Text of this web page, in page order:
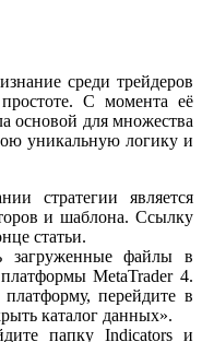
среди трейдеров
С момента её
основой для множества
уникальную логику и
стратегии является
и шаблона. Ссылку
статьи.
загруженные файлы в
MetaTrader 4.
перейдите в
каталог данных».
папку Indicators и